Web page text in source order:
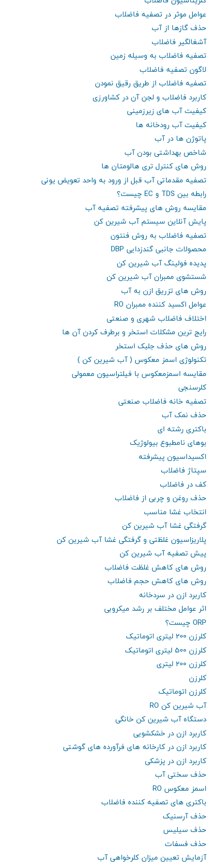
عوامل موثر در تصفیه فاضلاب
حذف گازها از آب
آشغالگیر فاضلاب
تصفیه فاضلاب به وسیله زمین
لاگون تصفیه فاضلاب
تصفیه فاضلاب از طریق رقیق نمودن
کاربرد فاضلاب و لجن آن در کشاورزی
کیفیت آب های زیرزمینی
کیفیت آب رودخانه ها
پاتوژن ها در آب
شاخص بهداشتی بودن آب
روش های کنترل تری هالومتان ها
تصفیه مقدماتی آب قبل از ورود به واحد تعویض یونی
رابطه بین TDS و EC چیست؟
مقایسه روش های پیشرفته تصفیه آب
پایش آنلاین سیستم آب شیرین کن
تصفیه فاضلاب به روش فنتون
محصولات جانبی گندزدایی DBP
پدیده فولینگ آب شیرین کن
شستشوی ممبران آب شیرین کن
روش های تزریق ازن به آب
عوامل اکسید کننده ممبران RO
اختلاف فاضلاب شهری و صنعتی
رایج ترین مشکلات استخر و برطرف کردن آن ها
روش های حذف جلبک استخر
تکنولوژی اسمز معکوس ( آب شیرین کن )
مقایسه اسمزمعکوس با فیلتراسیون معمولی
کلرسنجی
تصفیه خانه فاضلاب صنعتی
حذف نمک آب
باکتری رشته ای
بوهای نامطبوع بیولوژیک
اکسیداسیون پیشرفته
سپتاژ فاضلاب
کف در فاضلاب
حذف روغن و چربی از فاضلاب
انتخاب غشا مناسب
گرفتگی غشا آب شیرین کن
پلاریزاسیون غلظتی و گرفتگی غشا آب شیرین کن
پیش تصفیه آب شیرین کن
روش های کاهش غلظت فاضلاب
روش های کاهش حجم فاضلاب
کاربرد ازن در سردخانه
اثر عوامل مختلف بر رشد میکروبی
ORP چیست؟
کلرزن 200 لیتری اتوماتیک
کلرزن 500 لیتری اتوماتیک
کلرزن 200 لیتری
کلرزن
کلرزن اتوماتیک
آب شیرین کن RO
دستگاه آب شیرین کن خانگی
کاربرد ازن در خشکشویی
کاربرد ازن در کارخانه های فرآورده های گوشتی
کاربرد ازن در پزشکی
حذف سختی آب
اسمز معکوس RO
باکتری های تصفیه کننده فاضلاب
حذف آرسنیک
حذف سیلیس
حذف فسفات
آزمایش تعیین میزان کلرخواهی آب